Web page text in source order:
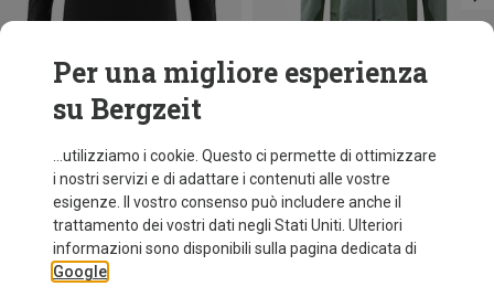
Risparmi 26%
Per una migliore esperienza
su Bergzeit
...utilizziamo i cookie. Questo ci permette di ottimizzare
i nostri servizi e di adattare i contenuti alle vostre
esigenze. Il vostro consenso può includere anche il
trattamento dei vostri dati negli Stati Uniti. Ulteriori
informazioni sono disponibili sulla pagina dedicata di
Google